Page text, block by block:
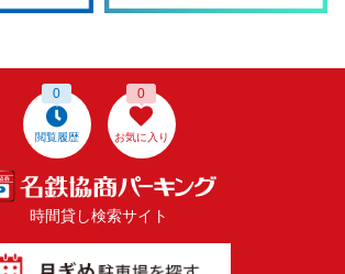
閲覧履歴
0
お気に入り
0
時間貸し検索サイト